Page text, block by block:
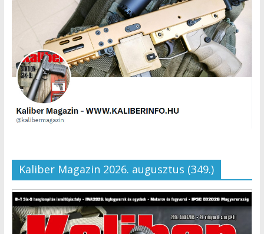
Kaliber Magazin 2026. augusztus (349.)